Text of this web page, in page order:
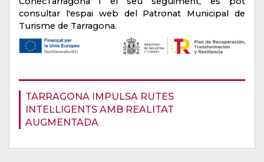
TARRAGONA IMPULSA RUTES
INTEL·LIGENTS AMB REALITAT
AUGMENTADA
consultar l'espai web del Patronat Municipal de
Turisme de Tarragona.